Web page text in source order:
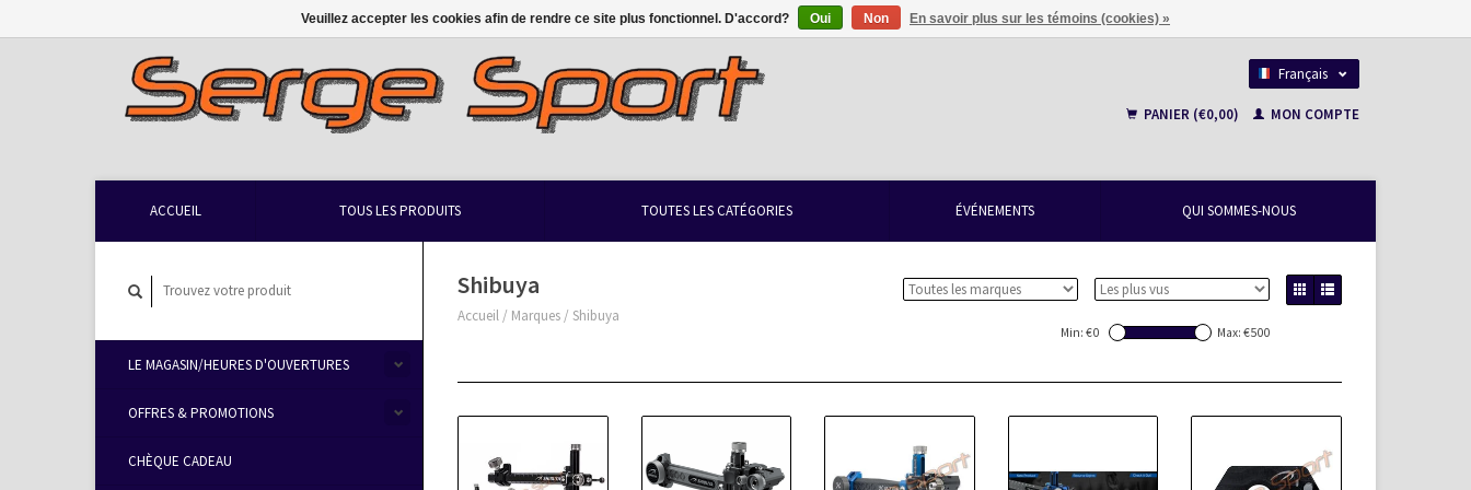
Français
PANIER (€0,00)
MON COMPTE
ACCUEIL TOUS LES PRODUITS TOUTES LES CATÉGORIES ÉVÉNEMENTS QUI SOMMES-NOUS
LE MAGASIN/HEURES D'OUVERTURES
OFFRES & PROMOTIONS
CHÈQUE CADEAU
Shibuya
Accueil / Marques / Shibuya
Min: €0 Max: €500
Veuillez accepter les cookies afin de rendre ce site plus fonctionnel. D'accord? Oui Non En savoir plus sur les témoins (cookies) »